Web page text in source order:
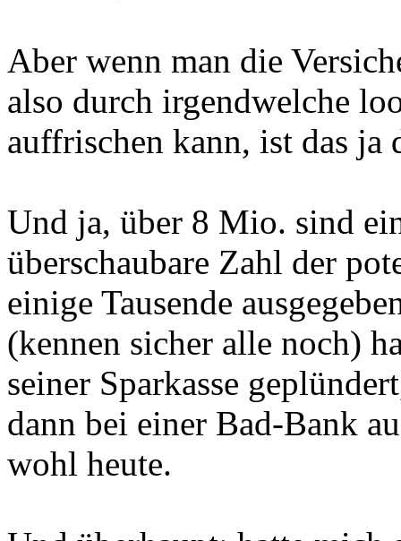
Aber wenn man die
also durch irgendwelche
auffrischen kann, ist das ja
Und ja, über 8 Mio. sind
überschaubare Zahl der
einige Tausende
(kennen sicher alle noch)
seiner Sparkasse
dann bei einer Bad-Bank
wohl heute.